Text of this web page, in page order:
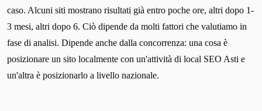
caso. Alcuni siti mostrano risultati già entro poche ore, altri dopo 1-
3 mesi, altri dopo 6. Ciò dipende da molti fattori che valutiamo in
fase di analisi. Dipende anche dalla concorrenza: una cosa è
posizionare un sito localmente con un'attività di local SEO Asti e
un'altra è posizionarlo a livello nazionale.